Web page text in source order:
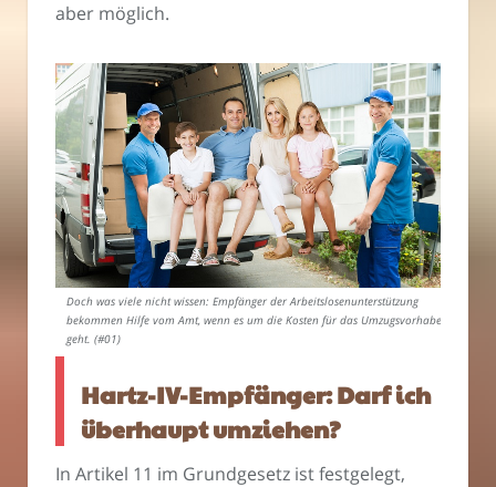
aber möglich.
Doch was viele nicht wissen: Empfänger der Arbeitslosenunterstützung
bekommen Hilfe vom Amt, wenn es um die Kosten für das Umzugsvorhaben
geht. (#01)
Hartz-IV-Empfänger: Darf ich
überhaupt umziehen?
In Artikel 11 im Grundgesetz ist festgelegt,